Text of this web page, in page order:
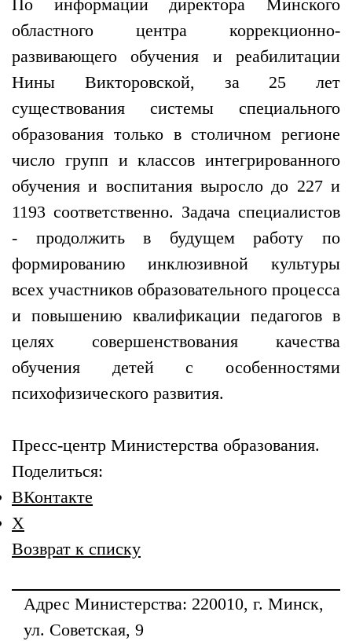
По информации директора Минского
областного центра коррекционно-
развивающего обучения и реабилитации
Нины Викторовской, за 25 лет
существования системы специального
образования только в столичном регионе
число групп и классов интегрированного
обучения и воспитания выросло до 227 и
1193 соответственно. Задача специалистов
- продолжить в будущем работу по
формированию инклюзивной культуры
всех участников образовательного процесса
и повышению квалификации педагогов в
целях совершенствования качества
обучения детей с особенностями
психофизического развития.
Пресс-центр Министерства образования.
Поделиться:
ВКонтакте
X
Возврат к списку
Адрес Министерства: 220010, г. Минск,
ул. Советская, 9